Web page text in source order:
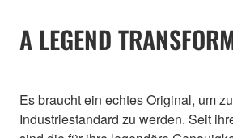
A LEGEND
Es braucht ein echtes Original, um
Industriestandard zu werden. Seit